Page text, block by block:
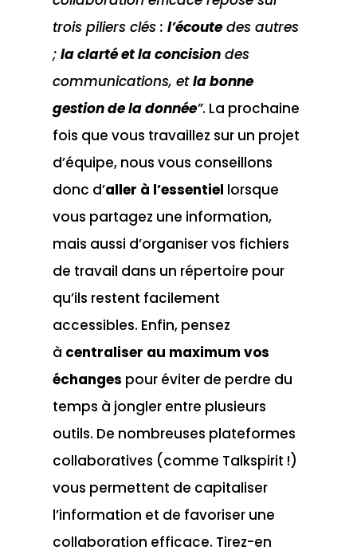
trois piliers clés : l’écoutedes autres
; la clarté et la concisiondes
communications, etla bonne
gestion de la donnée”. La prochaine
fois que vous travaillez sur un projet
d’équipe, nous vous conseillons
donc d’aller à l’essentiel lorsque
vous partagez une information,
mais aussi d’organiser vos fichiers
de travail dans un répertoire pour
qu’ils restent facilement
accessibles. Enfin, pensez
à centraliser au maximum vos
échanges pour éviter de perdre du
temps à jongler entre plusieurs
outils. De nombreuses plateformes
collaboratives (comme Talkspirit !)
vous permettent de capitaliser
l’information et de favoriser une
collaboration efficace. Tirez-en